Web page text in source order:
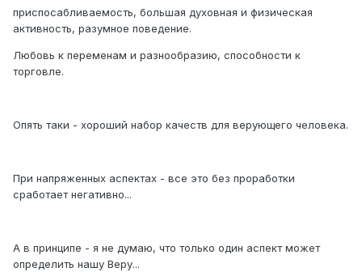
приспосабливаемость, большая духовная и физическая
активность, разумное поведение.
Любовь к переменам и разнообразию, способности к
торговле.
Опять таки - хороший набор качеств для верующего человека.
При напряженных аспектах - все это без проработки
сработает негативно...
А в принципе - я не думаю, что только один аспект может
определить нашу Веру...